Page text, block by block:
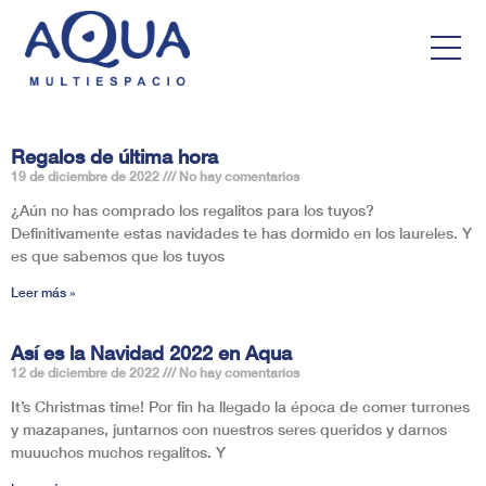
Regalos de última hora
19 de diciembre de 2022 No hay comentarios
¿Aún no has comprado los regalitos para los tuyos?
Definitivamente estas navidades te has dormido en los laureles. Y
es que sabemos que los tuyos
Leer más »
Así es la Navidad 2022 en Aqua
12 de diciembre de 2022 No hay comentarios
It’s Christmas time! Por fin ha llegado la época de comer turrones
y mazapanes, juntarnos con nuestros seres queridos y darnos
muuuchos muchos regalitos. Y